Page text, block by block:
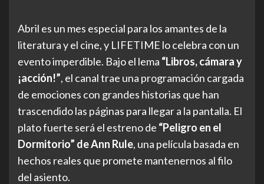
Abril es un mes especial para los amantes de la
literatura y el cine, y LIFETIME lo celebra con un
evento imperdible. Bajo el lema “Libros, cámara y
¡acción!”, el canal trae una programación cargada
de emociones con grandes historias que han
trascendido las páginas para llegar a la pantalla. El
plato fuerte será el estreno de “Peligro en el
Dormitorio” de Ann Rule, una película basada en
hechos reales que promete mantenernos al filo
del asiento.